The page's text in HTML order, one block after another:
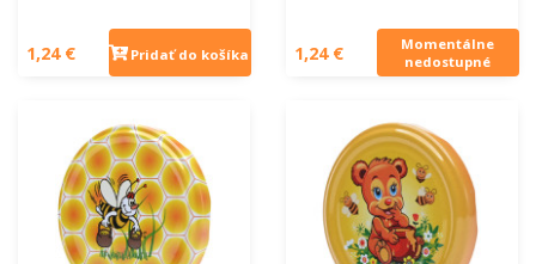
1,24 € Pridať do košíka 1,24 €
Momentálne
nedostupné